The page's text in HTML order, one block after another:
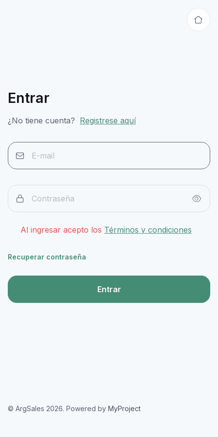
Entrar
¿No tiene cuenta? Registrese aquí
Al ingresar acepto los Términos y condiciones
Recuperar contraseña
Entrar
© ArgSales 2026. Powered by MyProject